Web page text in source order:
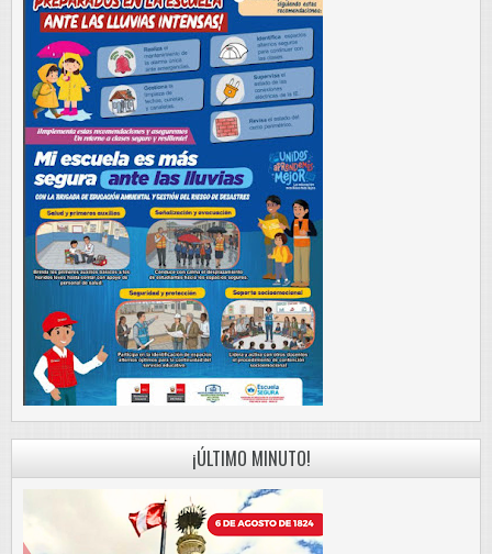
¡ÚLTIMO MINUTO!